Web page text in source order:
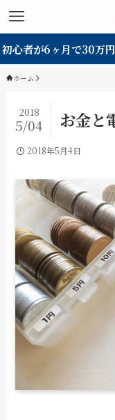
初心者が6ヶ月で30万
ホーム
お金と
2018
5/04
2018年5月4日